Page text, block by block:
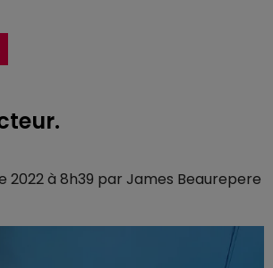
2022 à 8h39 par James Beaurepere